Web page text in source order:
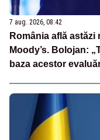
7 aug. 2026, 08:42
România află
Moody’s. Bolojan:
baza acestor